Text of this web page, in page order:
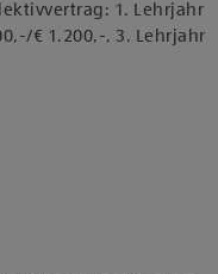
1. Lehrjahr
€ 1.200,-, 3. Lehrjahr